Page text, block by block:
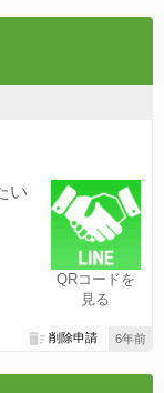
QRコードを
見る
い
6年前
削除申請